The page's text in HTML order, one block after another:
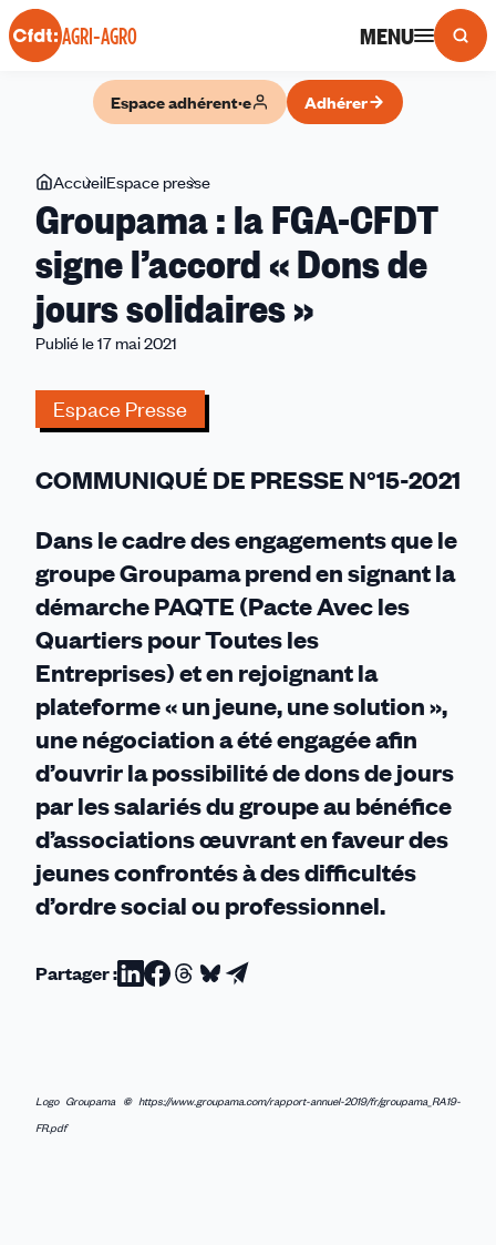
Panneau de gestion des cookies
AGRI-AGRO MENU
Espace adhérent·e Adhérer
Vous
êtes
ici
AccueilEspace presse
FGA-
CFDT
signe
solidaires
Groupama : la FGA-CFDT
signe l’accord « Dons de
jours solidaires »
Publié le 17 mai 2021
Espace Presse
COMMUNIQUÉ DE PRESSE N°15-2021
Dans le cadre des engagements que le
groupe Groupama prend en signant la
démarche PAQTE (Pacte Avec les
Quartiers pour Toutes les
Entreprises) et en rejoignant la
plateforme « un jeune, une solution »,
une négociation a été engagée afin
d’ouvrir la possibilité de dons de jours
par les salariés du groupe au bénéfice
d’associations œuvrant en faveur des
jeunes confrontés à des difficultés
d’ordre social ou professionnel.
Partager :Partager
Partager
Partager
Partager
Partager
Logo Groupama ©https://www.groupama.com/rapport-annuel-2019/fr/groupama_RA19-
FR.pdf